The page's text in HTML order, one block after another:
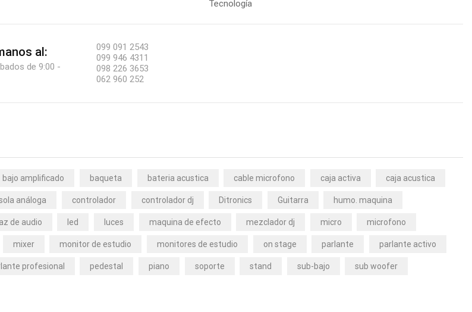
Tecnología
al:
de 9:00 -
099 091 2543
099 946 4311
098 226 3653
062 960 252
bajo amplificado baqueta bateria acustica cable microfono caja activa caja acustica
análoga controlador controlador dj Ditronics Guitarra humo. maquina
de audio led luces maquina de efecto mezclador dj micro microfono
mixer monitor de estudio monitores de estudio on stage parlante parlante activo
profesional pedestal piano soporte stand sub-bajo sub woofer